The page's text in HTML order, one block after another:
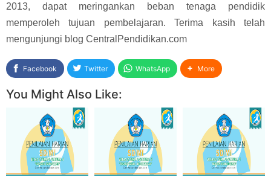
2013, dapat meringankan beban tenaga pendidik
memperoleh tujuan pembelajaran. Terima kasih telah
mengunjungi blog CentralPendidikan.com
Facebook Twitter WhatsApp More
You Might Also Like: